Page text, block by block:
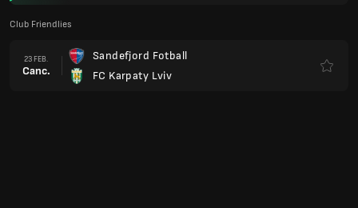
Club Friendlies
23 FEB.
Canc.
Sandefjord Fotball
FC Karpaty Lviv